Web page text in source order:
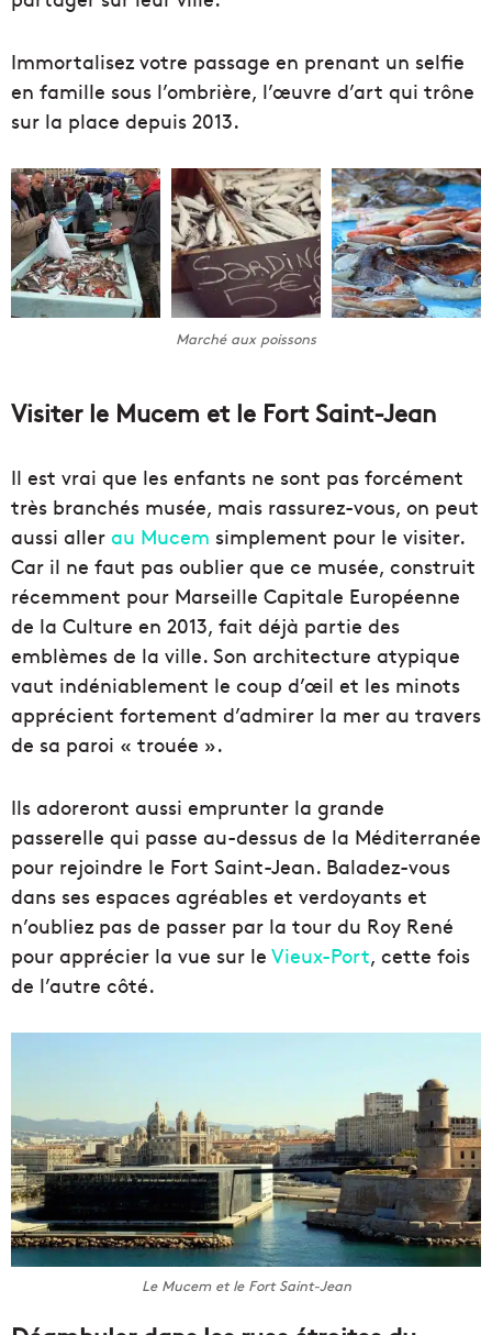
Immortalisez votre passage en prenant un selfie
en famille sous l’ombrière, l’œuvre d’art qui trône
sur la place depuis 2013.
Marché aux poissons
Visiter le Mucem et le Fort Saint-Jean
Il est vrai que les enfants ne sont pas forcément
très branchés musée, mais rassurez-vous, on peut
aussi aller au Mucem simplement pour le visiter.
Car il ne faut pas oublier que ce musée, construit
récemment pour Marseille Capitale Européenne
de la Culture en 2013, fait déjà partie des
emblèmes de la ville. Son architecture atypique
vaut indéniablement le coup d’œil et les minots
apprécient fortement d’admirer la mer au travers
de sa paroi « trouée ».
Ils adoreront aussi emprunter la grande
passerelle qui passe au-dessus de la Méditerranée
pour rejoindre le Fort Saint-Jean. Baladez-vous
dans ses espaces agréables et verdoyants et
n’oubliez pas de passer par la tour du Roy René
pour apprécier la vue sur le Vieux-Port, cette fois
de l’autre côté.
Le Mucem et le Fort Saint-Jean